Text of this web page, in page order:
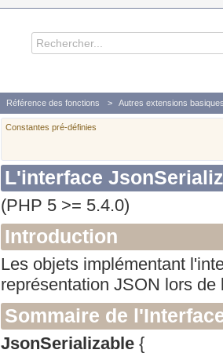
Référence des fonctions Autres extensions
Constantes pré-définies
L'interface
(PHP 5 >= 5.4.0)
Introduction
Les objets implémentant
représentation JSON lors
Sommaire de
JsonSerializable {